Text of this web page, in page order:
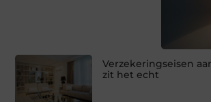
Verzekeringseisen
zit het echt